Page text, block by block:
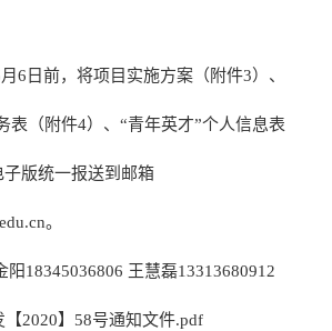
6日前，将项目实施方案（附件3）、
表（附件4）、“青年英才”个人信息表
子版统一报送到邮箱
。
阳18345036806 王慧磊13313680912
【2020】58号通知文件.pdf